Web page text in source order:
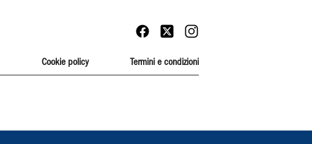
Cookie policy Termini e condizioni